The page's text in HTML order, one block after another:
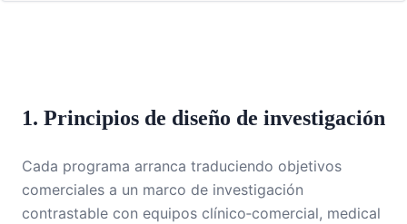
1. Principios de diseño de investigación
Cada programa arranca traduciendo objetivos
comerciales a un marco de investigación
contrastable con equipos clínico‑comercial, medical